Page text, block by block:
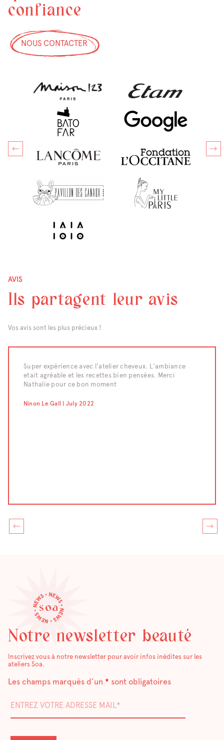
confiance
NOUS CONTACTER
AVIS
Ils partagent leur avis
Vos avis sont les plus précieux !
Super expérience avec l'atelier cheveux. L'ambiance
etait agréable et les recettes bien pensées. Merci
Nathalie pour ce bon moment
Ninon Le Gall | July 2022
Notre newsletter beauté
Inscrivez vous à notre newsletter pour avoir infos inédites sur les
ateliers Soa.
Les champs marqués d’un * sont obligatoires